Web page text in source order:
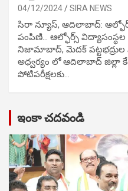
04/12/2024 SIRA NEWS
సిరా న్యూస్, ఆదిలాబాద్:
పంపిణి… ఆల్ఫోర్స్
నిజామాబాద్, మెదక్ పట్టభద్రుల
అధ్వర్యం లో ఆదిలాబాద్ జిల్లా
పోటిప‌రీక్ష‌ల‌కు…
ఇంకా చదవండి